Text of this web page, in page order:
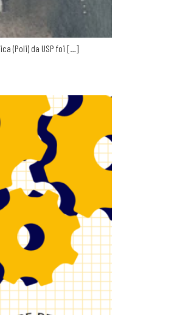
(Poli) da USP foi […]